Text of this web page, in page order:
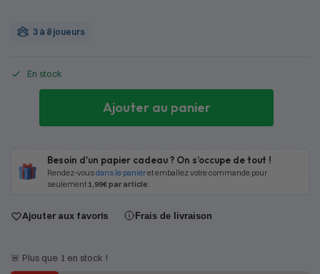
3 à 8 joueurs
En stock
Ajouter au panier
Besoin d'un papier cadeau ? On s’occupe de tout !
Rendez-vousdans le panieret emballez votre commande pour
seulement 1,99€ par article.
Ajouter aux favoris Frais de livraison
🚨 Plus que 1 en stock !